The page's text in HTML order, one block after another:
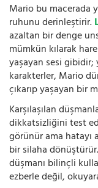
Mario bu macerada
ruhunu derinleştirir.
azaltan bir denge
mümkün kılarak
yaşayan sesi gibidir;
karakterler, Mario
çıkarıp yaşayan bir
Karşılaşılan
dikkatsizliğini test
görünür ama hatayı
bir silaha
düşmanı bilinçli
ezberle değil,